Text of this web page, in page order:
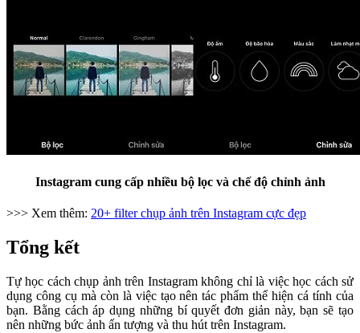
Instagram cung cấp nhiều bộ lọc và chế độ chỉnh ảnh
>>> Xem thêm: 20+ filter chụp ảnh trên Instagram cực đẹp
Tổng kết
Tự học cách chụp ảnh trên Instagram không chỉ là việc học cách sử
dụng công cụ mà còn là việc tạo nên tác phẩm thể hiện cá tính của
bạn. Bằng cách áp dụng những bí quyết đơn giản này, bạn sẽ tạo
nên những bức ảnh ấn tượng và thu hút trên Instagram.